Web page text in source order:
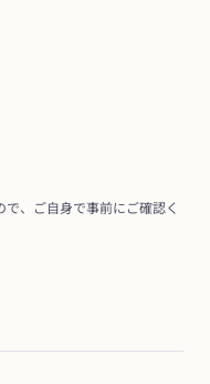
、ご自身で事前にご確認く